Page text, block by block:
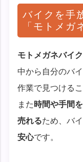
バイクを手
「モトメガ
モトメガネバイ
中から自分のバ
作業で見つける
また 時間や手間
売れるため、バ
安心です。